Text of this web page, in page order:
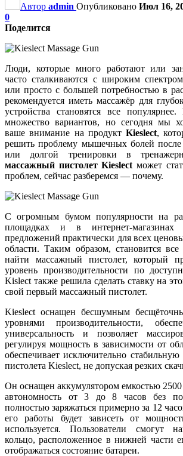
Автор admin Опубликовано Июл 16,
0
Поделится
Люди, которые много работают или
часто сталкиваются с широким
или просто с большей потребностью в
рекомендуется иметь массажёр для
устройства становятся все
множество вариантов, но сегодня мы
ваше внимание на продуктKieslect,
решить проблему мышечных болей
или долгой тренировки в
массажный пистолет Kieslect может
проблем, сейчас разберемся — почему.
С огромным бумом популярности на
площадках и в интернет-магазинах
предложений практически для всех
области. Таким образом, становится
найти массажный пистолет, который
уровень производительности по
Kislect также решила сделать ставку на
свой первый массажный пистолет.
Kieslect оснащен бесшумным
уровнями производительности,
универсальность и позволяет
регулируя мощность в зависимости от
обеспечивает исключительно
пистолета Kieslect, не допуская резких
Он оснащен аккумулятором емкостью
автономность от 3 до 8 часов без
полностью заряжаться примерно за 12
его работы будет зависеть от
используется. Пользователи смогут
кольцо, расположенное в нижней части
отображаться состояние батареи.